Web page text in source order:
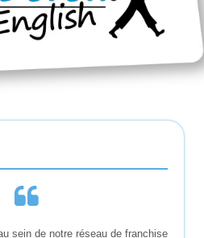
sein de notre réseau de franchise